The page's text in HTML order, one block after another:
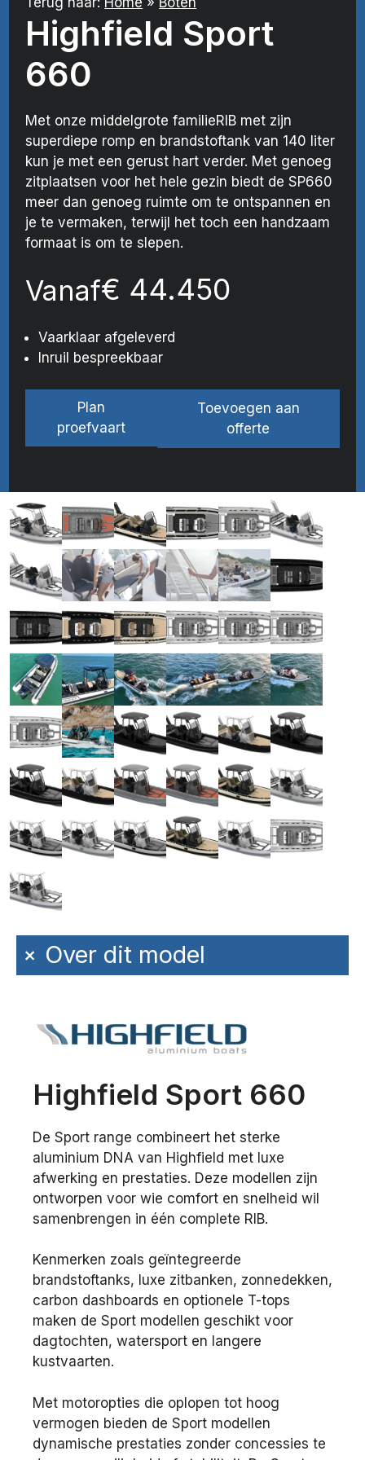
Highfield Sport
660
Met onze middelgrote familieRIB met zijn
superdiepe romp en brandstoftank van 140 liter
kun je met een gerust hart verder. Met genoeg
zitplaatsen voor het hele gezin biedt de SP660
meer dan genoeg ruimte om te ontspannen en
je te vermaken, terwijl het toch een handzaam
formaat is om te slepen.
Vanaf€ 44.450
Vaarklaar afgeleverd
Inruil bespreekbaar
Plan
proefvaart
Toevoegen aan
offerte
+ Over dit model
Highfield Sport 660
De Sport range combineert het sterke
aluminium DNA van Highfield met luxe
afwerking en prestaties. Deze modellen zijn
ontworpen voor wie comfort en snelheid wil
samenbrengen in één complete RIB.
Kenmerken zoals geïntegreerde
brandstoftanks, luxe zitbanken, zonnedekken,
carbon dashboards en optionele T-tops
maken de Sport modellen geschikt voor
dagtochten, watersport en langere
kustvaarten.
Met motoropties die oplopen tot hoog
vermogen bieden de Sport modellen
dynamische prestaties zonder concessies te